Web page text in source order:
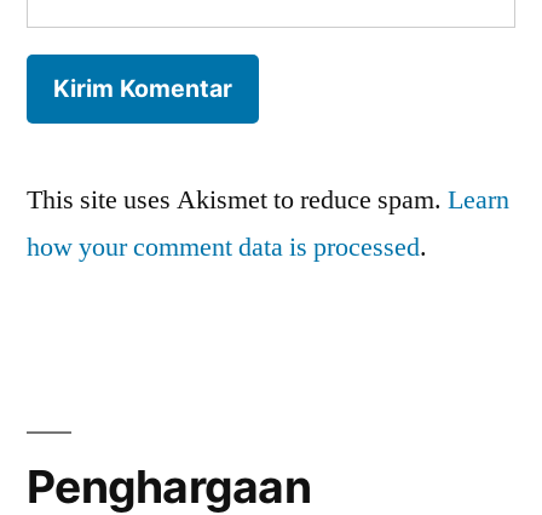
This site uses Akismet to reduce spam. Learn
how your comment data is processed.
Penghargaan